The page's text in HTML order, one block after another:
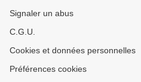
Signaler un abus
C.G.U.
Cookies et données personnelles
Préférences cookies